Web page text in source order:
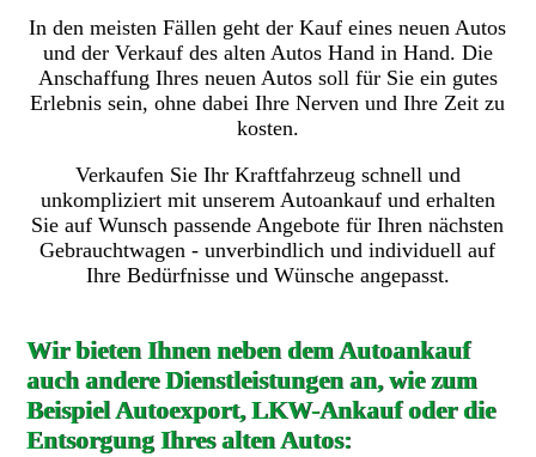
In den meisten Fällen geht der Kauf eines neuen Autos
und der Verkauf des alten Autos Hand in Hand. Die
Anschaffung Ihres neuen Autos soll für Sie ein gutes
Erlebnis sein, ohne dabei Ihre Nerven und Ihre Zeit zu
kosten.
Verkaufen Sie Ihr Kraftfahrzeug schnell und
unkompliziert mit unserem Autoankauf und erhalten
Sie auf Wunsch passende Angebote für Ihren nächsten
Gebrauchtwagen - unverbindlich und individuell auf
Ihre Bedürfnisse und Wünsche angepasst.
Wir bieten Ihnen neben dem Autoankauf
auch andere Dienstleistungen an, wie zum
Beispiel Autoexport, LKW-Ankauf oder die
Entsorgung Ihres alten Autos: